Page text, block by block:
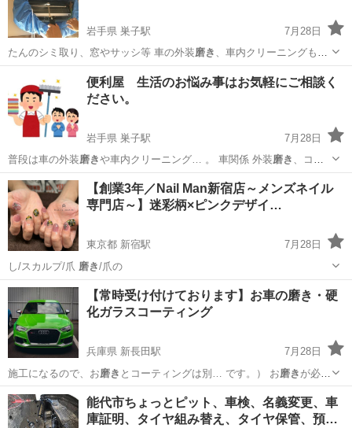
岩手県 巣子駅
7月28日
たんのシミ取り、窓やサッシ等 車の外装磨き 、車内クリーニングも行
なっております。… 巣子駅 便利屋 ワックス
便利屋 生活のお悩み事はお気軽にご相談く
ださい。
岩手県 巣子駅
7月28日
普段は車の外装磨き や車内クリーニング… 。 車関係 外装磨き 、コー
ティング、車…
岩手 盛岡市 巣子駅 磨き
【創業3年／Nail Man新宿店～メンズネイル
専門店～】迷彩柄×ピンクデザイ…
東京都 新宿駅
7月28日
し/スカルプ/爪 磨き/爪の
東京 新宿区 新宿駅 ネイル ネイルサロン
【常時受け付けております】お車の磨き・硬
化ガラスコーティング
兵庫県 新長田駅
7月28日
施工になるので、お磨き とコーティングは別… です。） お磨き が必要
な場合の料金… はお磨き料金をプラスさせて…
兵庫 神戸市 新長田駅 その他 磨き
能代市ちょっとピット、車検、名義変更、車
庫証明、タイヤ組み替え、タイヤ保管、預…